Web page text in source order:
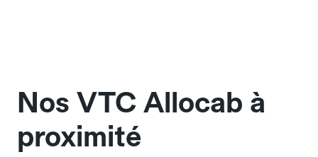
Nos VTC Allocab à
proximité